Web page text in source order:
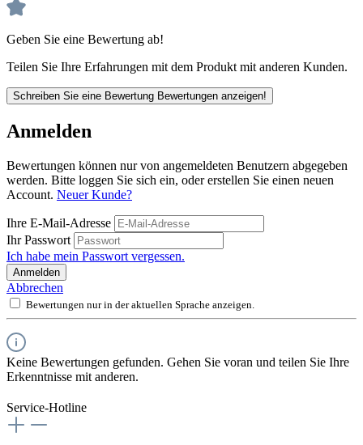
Geben Sie eine Bewertung ab!
Teilen Sie Ihre Erfahrungen mit dem Produkt mit anderen Kunden.
Schreiben Sie eine Bewertung Bewertungen anzeigen!
Anmelden
Bewertungen können nur von angemeldeten Benutzern abgegeben
werden. Bitte loggen Sie sich ein, oder erstellen Sie einen neuen
Account. Neuer Kunde?
Ihre E-Mail-Adresse
Ihr Passwort
Ich habe mein Passwort vergessen.
Anmelden
Abbrechen
Bewertungen nur in der aktuellen Sprache anzeigen.
Keine Bewertungen gefunden. Gehen Sie voran und teilen Sie Ihre
Erkenntnisse mit anderen.
Service-Hotline